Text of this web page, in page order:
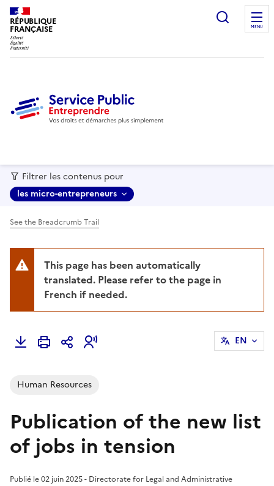
RÉPUBLIQUE
FRANÇAISE MENU
Filtrer les contenus pour
les micro-entrepreneurs
See the Breadcrumb Trail
This page has been automatically
translated. Please refer to the page in
French if needed.
EN
Human Resources
Publication of the new list
of jobs in tension
Publié le 02 juin 2025 - Directorate for Legal and Administrative